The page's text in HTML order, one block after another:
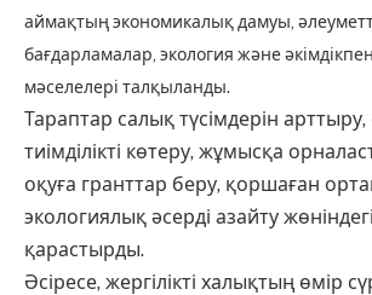
аймақтың экономикалық дамуы,
бағдарламалар, экология және әкімдікпен
мәселелері талқыланды.
Тараптар салық түсімдерін арттыру,
тиімділікті көтеру, жұмысқа
оқуға гранттар беру, қоршаған
экологиялық әсерді азайту
қарастырды.
Әсіресе, жергілікті халықтың өмір